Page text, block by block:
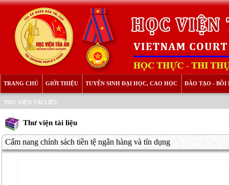
TRANG CHỦ GIỚI THIỆU TUYỂN SINH ĐẠI HỌC, CAO HỌC ĐÀO TẠO - BỒI
THƯ VIỆN TÀI LIỆU
Thư viện tài liệu
Cẩm nang chính sách tiền tệ ngân hàng và tín dụng